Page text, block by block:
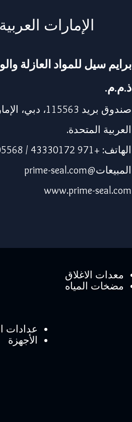
الإمارات
برايم سيل للمواد العازلة
ذ.م.م.
صندوق بريد 115563،
العربية المتحدة.
الهاتف: +971 43330172 / 3205568
المبيعات@prime-seal.com
www.prime-seal.com
معدات الاغلاق
مضخات المياه
عدادات
الأجهزة